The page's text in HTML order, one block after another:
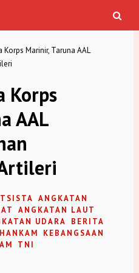
Korps Marinir, Taruna AAL
Korps
AAL
ANGKATAN
ANGKATAN LAUT
UDARA
BERITA
HANKAM
KEBANGSAAN
TNI